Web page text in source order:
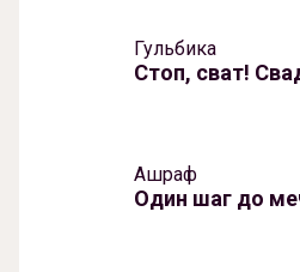
Гульбика
Стоп, сват!
Ашраф
Один шаг до